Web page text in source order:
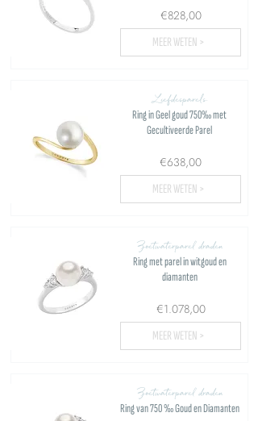
€828,00
MEER WETEN >
Liefdesparels
Ring in Geel goud 750‰ met
Gecultiveerde Parel
€638,00
MEER WETEN >
Zoetwaterparel draden
Ring met parel in witgoud en
diamanten
€1.078,00
MEER WETEN >
Zoetwaterparel draden
Ring van 750 ‰ Goud en Diamanten